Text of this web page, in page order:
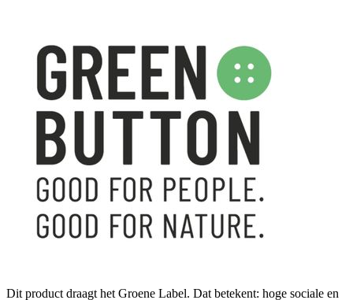
Dit product draagt het Groene Label. Dat betekent: hoge sociale en